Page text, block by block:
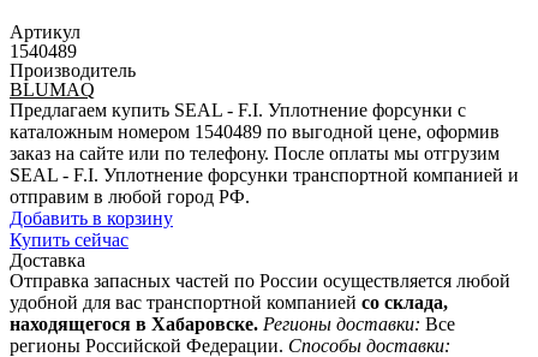
Артикул
1540489
Производитель
BLUMAQ
Предлагаем купить SEAL - F.I. Уплотнение форсунки с
каталожным номером 1540489 по выгодной цене, оформив
заказ на сайте или по телефону. После оплаты мы отгрузим
SEAL - F.I. Уплотнение форсунки транспортной компанией и
отправим в любой город РФ.
Добавить в корзину
Купить сейчас
Доставка
Отправка запасных частей по России осуществляется любой
удобной для вас транспортной компанией со склада,
находящегося в Хабаровске. Регионы доставки: Все
регионы Российской Федерации. Способы доставки: